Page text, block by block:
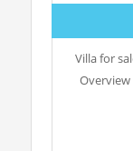
Villa for
Overview